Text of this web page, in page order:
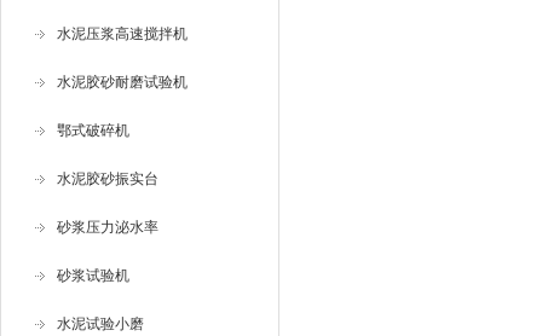
水泥压浆高速搅拌机
水泥胶砂耐磨试验机
鄂式破碎机
水泥胶砂振实台
砂浆压力泌水率
砂浆试验机
水泥试验小磨